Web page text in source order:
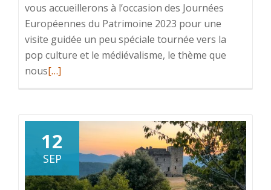
vous accueillerons à l’occasion des Journées
Européennes du Patrimoine 2023 pour une
visite guidée un peu spéciale tournée vers la
pop culture et le médiévalisme, le thème que
nousEn
Européennes
du
Patrimoine
2023
[…]
12
SEP